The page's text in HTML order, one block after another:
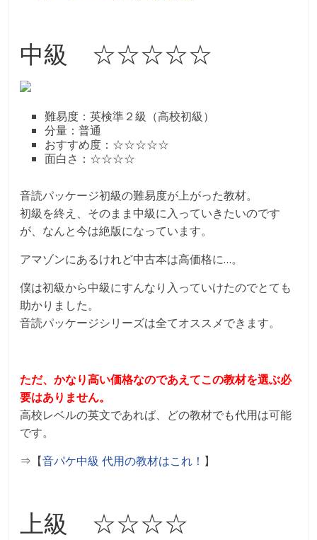
中級 ☆☆☆☆☆
難易度：英検準２級（高校初級）
分量：普通
おすすめ度：☆☆☆☆☆
面白さ：☆☆☆☆
音読パッケージ初級の難易度が上がった教材。
初級を終え、そのまま中級に入っていきたいのです
が、なんと今は絶版になっています。
アマゾンにあるけれど中古本は高価格に…。
僕は初級から中級にすんなり入っていけたのでとても
助かりました。
音読パッケージシリーズは全てオススメできます。
ただ、かなり高い価格なのであえてこの教材を選ぶ必
要はありません。
高校レベルの英文であれば、どの教材でも代用は可能
です。
⇒【音パケ中級 代用の教材はこれ！ 】
上級 ☆☆☆☆